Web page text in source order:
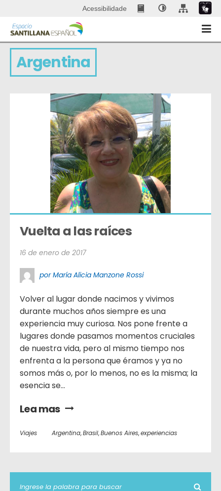
Acessibilidade
Argentina
Vuelta a las raíces
16 de enero de 2017
por María Alicia Manzone Rossi
Volver al lugar donde nacimos y vivimos
durante muchos años siempre es una
experiencia muy curiosa. Nos pone frente a
lugares donde pasamos momentos cruciales
de nuestra vida, pero al mismo tiempo nos
enfrenta a la persona que éramos y ya no
somos más o, por lo menos, no es la misma; la
esencia se...
Lea mas
Viajes Argentina,Brasil,Buenos Aires,experiencias